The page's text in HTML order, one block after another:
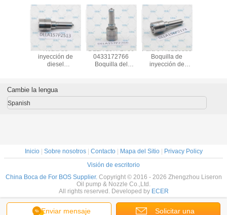
de
de
143P
Nozla de
inyección de
diesel
Nozla de sistemas
de pulverización
DLLA 157P2513
DLLA 157P2766
0433172766
Boquilla del
DLLA157P2766
Para 0445110385
Boquilla de
inyección de
DLLA 156P2174
Enviar mensaje Solicitar una
Cambie la lengua
Spanish
Inicio| Sobre nosotros| Contacto| Mapa del Sitio| Privacy Policy
Visión de escritorio
China Boca de For BOS Supplier. Copyright © 2016 - 2026 Zhengzhou Liseron
Oil pump & Nozzle Co.,Ltd.
All rights reserved. Developed by ECER